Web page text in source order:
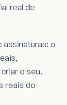
real de
assinaturas: o
o seu.
reais do